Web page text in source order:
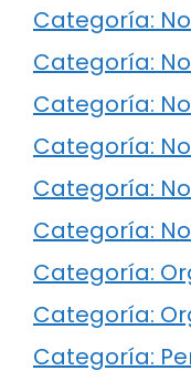
Categoría:
Categoría:
Categoría:
Categoría:
Categoría:
Categoría:
Categoría:
Categoría:
Categoría: